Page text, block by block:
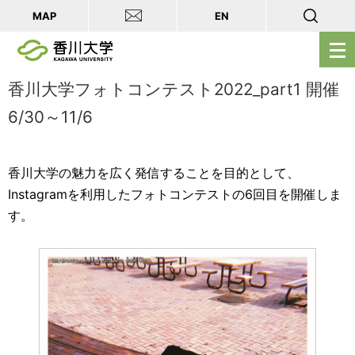
メ
ニ
ュ
MAP EN
香川大学フォトコンテスト2022_part1 開催
6/30～11/6
香川大学の魅力を広く発信することを目的として、
Instagramを利用したフォトコンテストの6回目を開催しま
す。